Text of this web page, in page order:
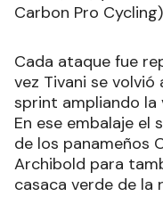
Carbon Pro
Cada ataque fue
vez Tivani se
sprint ampliando la
En ese embalaje el
de los panameños
Archibold para
casaca verde de la